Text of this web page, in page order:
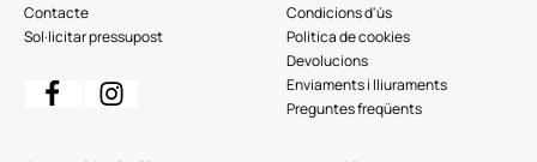
Contacte
Sol·licitar pressupost
Condicions d'ús
Política de cookies
Devolucions
Enviaments i lliuraments
Preguntes freqüents